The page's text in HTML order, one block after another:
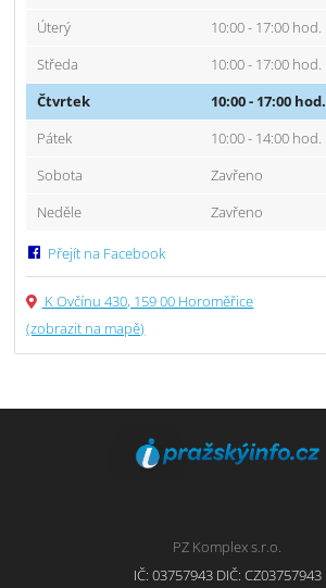
Úterý
10:00 - 17:00 hod.
Středa
10:00 - 17:00 hod.
Čtvrtek
10:00 - 17:00 hod.
Pátek
10:00 - 14:00 hod.
Sobota
Zavřeno
Neděle
Zavřeno
Přejít na Facebook
K Ovčínu 430, 159 00 Horoměřice
(zobrazit na mapě)
PZ Komplex s.r.o.
IČ: 03757943 DIČ: CZ03757943